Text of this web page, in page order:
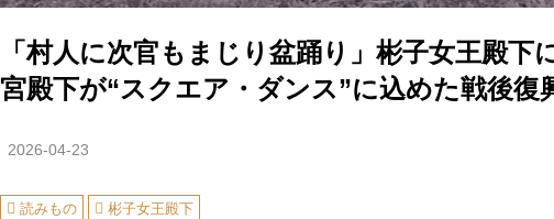
「村人に次官もまじり盆踊り」彬子女王殿下
宮殿下が“スクエア・ダンス”に込めた戦後復
2026-04-23
読みもの 彬子女王殿下